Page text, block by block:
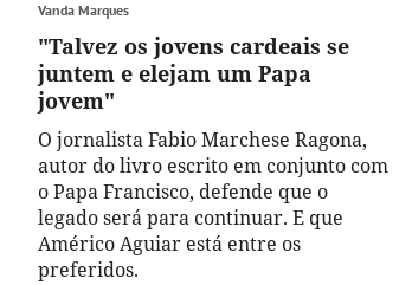
Vanda Marques
"Talvez os jovens cardeais se
juntem e elejam um Papa
jovem"
O jornalista Fabio Marchese Ragona,
autor do livro escrito em conjunto com
o Papa Francisco, defende que o
legado será para continuar. E que
Américo Aguiar está entre os
preferidos.